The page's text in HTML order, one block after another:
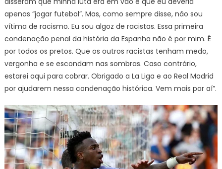
apenas “jogar futebol”. Mas, como sempre disse, não sou
vítima de racismo. Eu sou algoz de racistas. Essa primeira
condenação penal da história da Espanha não é por mim. É
por todos os pretos. Que os outros racistas tenham medo,
vergonha e se escondam nas sombras. Caso contrário,
estarei aqui para cobrar. Obrigado a La Liga e ao Real Madrid
por ajudarem nessa condenação histórica. Vem mais por aí”.